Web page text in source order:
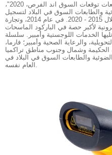
وفقا ل "الهند ماسحات الباركود وطابعات توقعات السوق اند الفرص، 2020"،
والطابعات السوق في البلاد لتسجيل
نمو سنوي مركب بلغ حوالي 19٪ خلال 2015 - 2020. في عام 2014، وتجارة
لأكبر حصة في الباركود الماسحات
الخدمات اللوجستية وأمبير. سلسلة
والرعاية الصحية وأمبير؛ فارما،
وشمال وجنوب مناطق تراكميا
والطابعات السوق في البلاد في
العام نفسه.